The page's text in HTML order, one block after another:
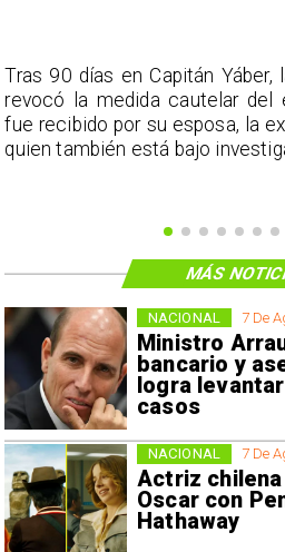
Tras 90 días en Capitán
revocó la medida cautelar del
fue recibido por su esposa, la
quien también está bajo
7 De
Ministro
bancario y
logra
casos
NACIONAL
7 De
Actriz
Oscar con
Hathaway
NACIONAL
MÁS